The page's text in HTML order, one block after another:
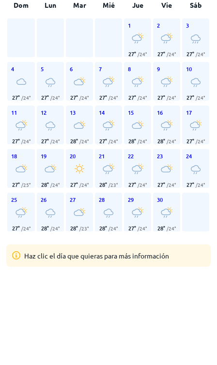
Dom Lun Mar Mié Jue Vie Sáb
1
27° /24°
2
27° /24°
3
27° /24°
4
27° /24°
5
27° /24°
6
27° /24°
7
27° /24°
8
27° /24°
9
27° /24°
10
27° /24°
11
27° /24°
12
27° /24°
13
28° /24°
14
27° /24°
15
28° /24°
16
28° /24°
17
27° /24°
18
27° /25°
19
28° /24°
20
27° /24°
21
28° /23°
22
27° /24°
23
27° /24°
24
27° /24°
25
27° /24°
26
28° /24°
27
28° /23°
28
28° /24°
29
27° /24°
30
28° /24°
Haz clic el día que quieras para más información